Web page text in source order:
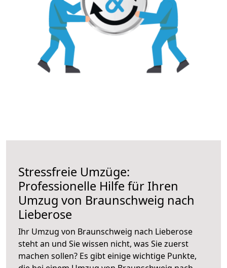
Stressfreie Umzüge:
Professionelle Hilfe für Ihren
Umzug von Braunschweig nach
Lieberose
Ihr Umzug von Braunschweig nach Lieberose
steht an und Sie wissen nicht, was Sie zuerst
machen sollen? Es gibt einige wichtige Punkte,